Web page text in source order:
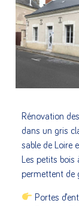
Rénovation
dans un gris
sable de Loire
Les petits bois
permettent de
Portes